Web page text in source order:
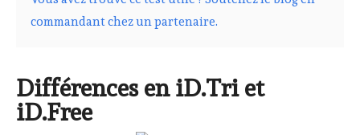
commandant chez un partenaire.
Différences en iD.Tri et
iD.Free